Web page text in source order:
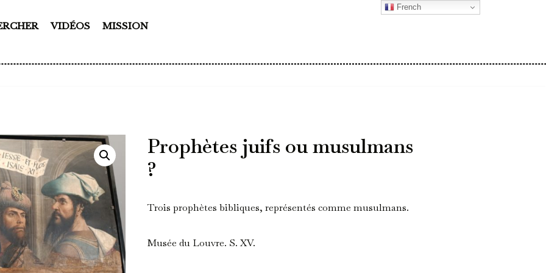
VIDÉOS MISSION
Prophètes juifs ou musulmans
?
Trois prophètes bibliques, représentés comme musulmans.
Musée du Louvre. S. XV.
French